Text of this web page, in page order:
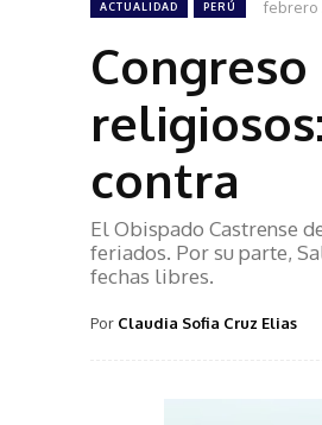
ACTUALIDAD PERÚ febrero
contra
El Obispado Castrense
feriados. Por su parte,
fechas libres.
Por Claudia Sofia Cruz Elias